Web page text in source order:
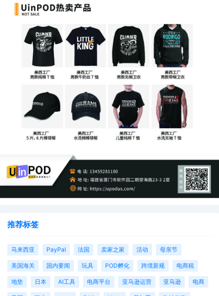
推荐标签
马来西亚 PayPal 法国 卖家之家 活动 母亲节
美国海关 国内要闻 玩具 POD孵化 跨境新规 电商税
地垫 日本 AI工具 电商平台 亚马逊运营 亚马逊 电商